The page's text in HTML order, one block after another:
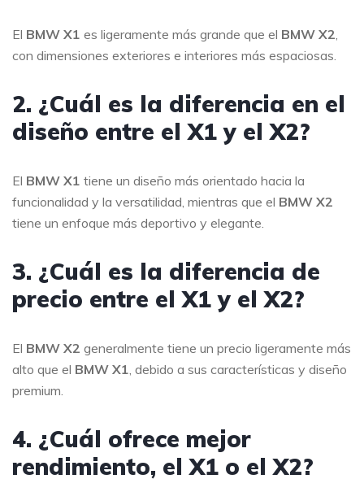
El BMW X1 es ligeramente más grande que el BMW X2,
con dimensiones exteriores e interiores más espaciosas.
2. ¿Cuál es la diferencia en el
diseño entre el X1 y el X2?
El BMW X1 tiene un diseño más orientado hacia la
funcionalidad y la versatilidad, mientras que el BMW X2
tiene un enfoque más deportivo y elegante.
3. ¿Cuál es la diferencia de
precio entre el X1 y el X2?
El BMW X2 generalmente tiene un precio ligeramente más
alto que el BMW X1, debido a sus características y diseño
premium.
4. ¿Cuál ofrece mejor
rendimiento, el X1 o el X2?